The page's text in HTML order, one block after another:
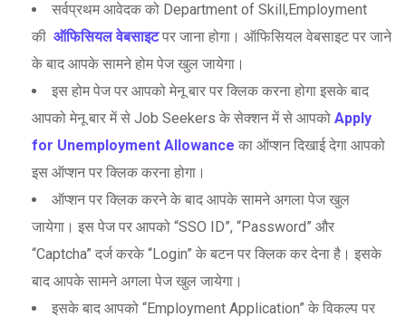
सर्वप्रथम आवेदक को Department of Skill,Employment
की ऑफिसियल वेबसाइटपर जाना होगा। ऑफिसियल वेबसाइट पर जाने
के बाद आपके सामने होम पेज खुल जायेगा।
इस होम पेज पर आपको मेनू बार पर क्लिक करना होगा इसके बाद
आपको मेनू बार में से Job Seekers के सेक्शन में से आपको Apply
for Unemployment Allowance का ऑप्शन दिखाई देगा आपको
इस ऑप्शन पर क्लिक करना होगा।
ऑप्शन पर क्लिक करने के बाद आपके सामने अगला पेज खुल
जायेगा। इस पेज पर आपको “SSO ID”, “Password” और
“Captcha” दर्ज करके “Login” के बटन पर क्लिक कर देना है। इसके
बाद आपके सामने अगला पेज खुल जायेगा।
इसके बाद आपको “Employment Application” के विकल्प पर